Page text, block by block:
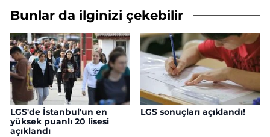
Bunlar da ilginizi çekebilir
LGS'de İstanbul'un en
yüksek puanlı 20 lisesi
açıklandı
LGS sonuçları açıklandı!